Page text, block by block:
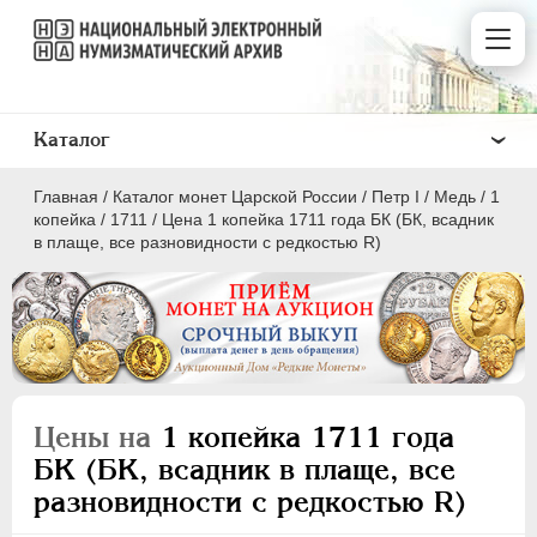
Главная / Каталог монет Царской России / Пeтр I / Медь / 1
копейка / 1711 / Цена 1 копейка 1711 года БК (БК, всадник
в плаще, все разновидности с редкостью R)
Цены на 1 копейка 1711 года
БК (БК, всадник в плаще, все
разновидности с редкостью R)
Каталог
ПEТР I 1699 - 1725
Серебро
Медь
5 копеек